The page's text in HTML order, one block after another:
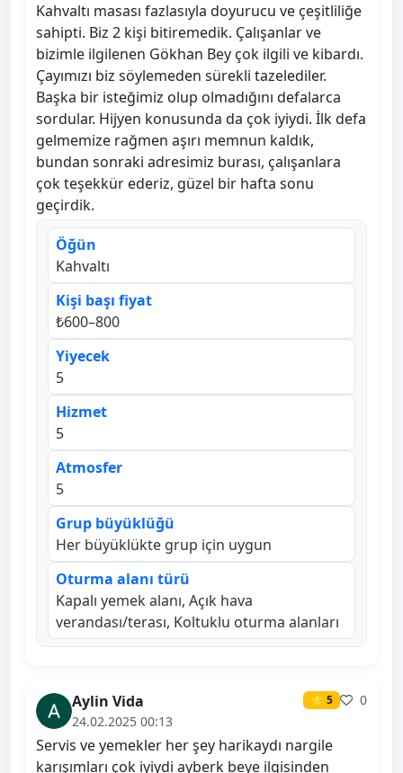
Kahvaltı masası fazlasıyla doyurucu ve çeşitliliğe
sahipti. Biz 2 kişi bitiremedik. Çalışanlar ve
bizimle ilgilenen Gökhan Bey çok ilgili ve kibardı.
Çayımızı biz söylemeden sürekli tazelediler.
Başka bir isteğimiz olup olmadığını defalarca
sordular. Hijyen konusunda da çok iyiydi. İlk defa
gelmemize rağmen aşırı memnun kaldık,
bundan sonraki adresimiz burası, çalışanlara
çok teşekkür ederiz, güzel bir hafta sonu
geçirdik.
Öğün
Kahvaltı
Kişi başı fiyat
₺600–800
Yiyecek
5
Hizmet
5
Atmosfer
5
Grup büyüklüğü
Her büyüklükte grup için uygun
Oturma alanı türü
Kapalı yemek alanı, Açık hava
verandası/terası, Koltuklu oturma alanları
Aylin Vida ⭐ 5
0
24.02.2025 00:13
Servis ve yemekler her şey harikaydı nargile
karışımları çok iyiydi ayberk beye ilgisinden